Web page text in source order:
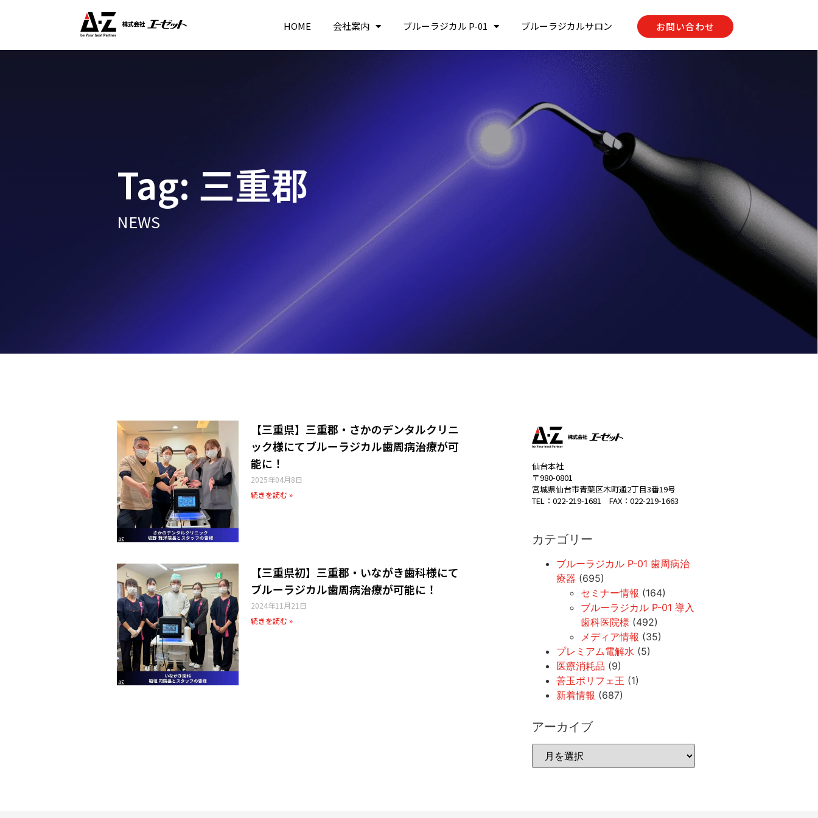
HOME 会社案内 ブルーラジカル P-01 ブルーラジカルサロン お問い合わせ
Tag: 三重郡
NEWS
【三重県】三重郡・さかのデンタルクリニ
ック様​にてブルーラジカル歯周病治療が可
能に！
2025年04月8日
続きを読む »
【三重県初】三重郡・いながき歯科様​にて
ブルーラジカル歯周病治療が可能に！
2024年11月21日
続きを読む »
仙台本社
〒980-0801
宮城県仙台市青葉区木町通2丁目3番19号
TEL：022-219-1681 FAX：022-219-1663
カテゴリー
ブルーラジカル P-01 歯周病治
療器 (695)
セミナー情報 (164)
ブルーラジカル P-01 導入
歯科医院様 (492)
メディア情報 (35)
プレミアム電解水 (5)
医療消耗品 (9)
善玉ポリフェ王 (1)
新着情報 (687)
アーカイブ